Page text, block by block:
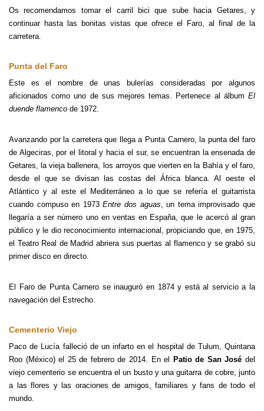
Os recomendamos tomar el carril bici que sube hacia Getares, y
continuar hasta las bonitas vistas que ofrece el Faro, al final de la
carretera.
Punta del Faro
Este es el nombre de unas bulerías consideradas por algunos
aficionados como uno de sus mejores temas. Pertenece al álbum El
duende flamenco de 1972.
Avanzando por la carretera que llega a Punta Carnero, la punta del faro
de Algeciras, por el litoral y hacia el sur, se encuentran la ensenada de
Getares, la vieja ballenera, los arroyos que vierten en la Bahía y el faro,
desde el que se divisan las costas del África blanca. Al oeste el
Atlántico y al este el Mediterráneo a lo que se refería el guitarrista
cuando compuso en 1973Entre dos aguas, un tema improvisado que
llegaría a ser número uno en ventas en España, que le acercó al gran
público y le dio reconocimiento internacional, propiciando que, en 1975,
el Teatro Real de Madrid abriera sus puertas al flamenco y se grabó su
primer disco en directo.
El Faro de Punta Carnero se inauguró en 1874 y está al servicio a la
navegación del Estrecho.
Cementerio Viejo
Paco de Lucía falleció de un infarto en el hospital de Tulum, Quintana
Roo (México) el 25 de febrero de 2014. En el
Patio de San José del
viejo cementerio se encuentra el un busto y una guitarra de cobre, junto
a las flores y las oraciones de amigos, familiares y fans de todo el
mundo.